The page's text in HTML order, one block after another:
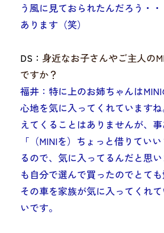
う風に見ておられたんだろう・
あります（笑）
DS： 身近なお子さんやご主人の
ですか？
福井：特に上のお姉ちゃんは
心地を気に入ってくれています
えてくることはありませんが、
「（MINIを）ちょっと借りてい
るので、気に入ってるんだと思い
も自分で選んで買ったのでとても
その車を家族が気に入ってくれ
いです。